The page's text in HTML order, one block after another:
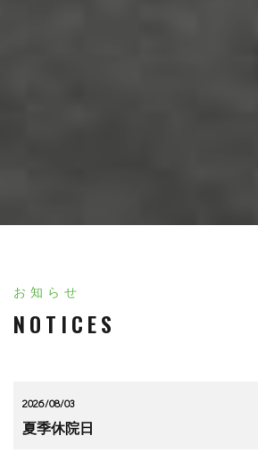
お知らせ
NOTICES
2026/08/03
夏季休院日